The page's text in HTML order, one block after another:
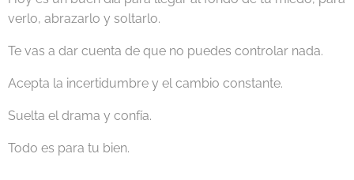
verlo, abrazarlo y soltarlo.
Te vas a dar cuenta de que no puedes controlar nada.
Acepta la incertidumbre y el cambio constante.
Suelta el drama y confía.
Todo es para tu bien.